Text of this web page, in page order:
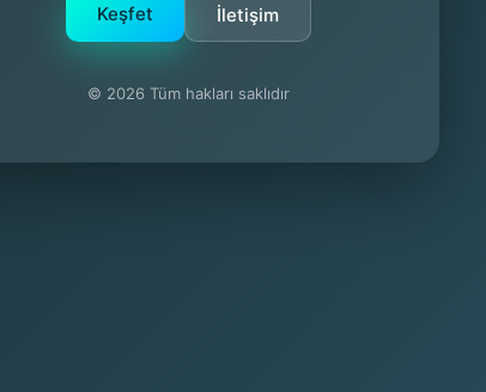
Keşfet İletişim
© 2026 Tüm hakları saklıdır